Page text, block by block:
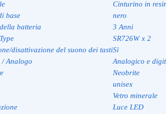
Cinturino in
base
nero
batteria
3 Anni
SR726W x 2
disattivazione del suono dei tastiSì
Analogo
Analogico e
Neobrite
unisex
Vetro minerale
Luce LED